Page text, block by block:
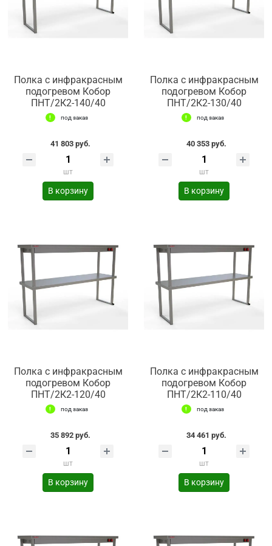
Полка с инфракрасным
подогревом Кобор
ПНТ/2К2-140/40
под заказ
41 803 руб.
шт
В корзину
Полка с инфракрасным
подогревом Кобор
ПНТ/2К2-130/40
под заказ
40 353 руб.
шт
В корзину
Полка с инфракрасным
подогревом Кобор
ПНТ/2К2-120/40
под заказ
35 892 руб.
шт
В корзину
Полка с инфракрасным
подогревом Кобор
ПНТ/2К2-110/40
под заказ
34 461 руб.
шт
В корзину